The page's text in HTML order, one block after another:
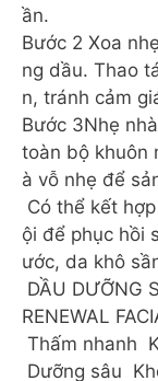
ần.
Bước 2️ Xoa
ng dầu. Thao
n, tránh cảm
Bước 3️Nhẹ
toàn bộ khuôn
à vỗ nhẹ để
Có thể kết
ội để phục hồi
ước, da khô
DẦU DƯỠNG
RENEWAL
Thấm nhanh
Dưỡng sâu